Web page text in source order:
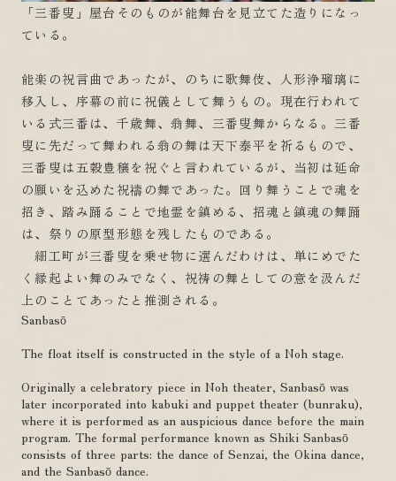
「三番叟」屋台そのものが能舞台を見立てた造りになっ
ている。
能楽の祝言曲であったが、のちに歌舞伎、人形浄瑠璃に
移入し、序幕の前に祝儀として舞うもの。現在行われて
いる式三番は、千歳舞、翁舞、三番叟舞からなる。三番
叟に先だって舞われる翁の舞は天下泰平を祈るもので、
三番叟は五穀豊穣を祝ぐと言われているが、当初は延命
の願いを込めた祝禱の舞であった。回り舞うことで魂を
招き、踏み踊ることで地霊を鎮める、招魂と鎮魂の舞踊
は、祭りの原型形態を残したものである。
細工町が三番叟を乗せ物に選んだわけは、単にめでた
く縁起よい舞のみでなく、祝祷の舞としての意を汲んだ
上のことてあったと推測される。
Sanbasō
The float itself is constructed in the style of a Noh stage.
Originally a celebratory piece in Noh theater, Sanbasō was
later incorporated into kabuki and puppet theater (bunraku),
where it is performed as an auspicious dance before the main
program. The formal performance known as Shiki Sanbasō
consists of three parts: the dance of Senzai, the Okina dance,
and the Sanbasō dance.